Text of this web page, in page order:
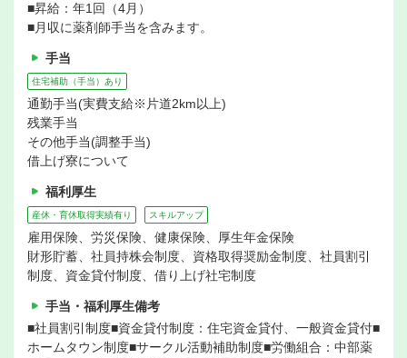
■昇給：年1回（4月）
■月収に薬剤師手当を含みます。
手当
住宅補助（手当）あり
通勤手当(実費支給※片道2km以上)
残業手当
その他手当(調整手当)
借上げ寮について
福利厚生
産休・育休取得実績有り スキルアップ
雇用保険、労災保険、健康保険、厚生年金保険
財形貯蓄、社員持株会制度、資格取得奨励金制度、社員割引
制度、資金貸付制度、借り上げ社宅制度
手当・福利厚生備考
■社員割引制度■資金貸付制度：住宅資金貸付、一般資金貸付■
ホームタウン制度■サークル活動補助制度■労働組合：中部薬